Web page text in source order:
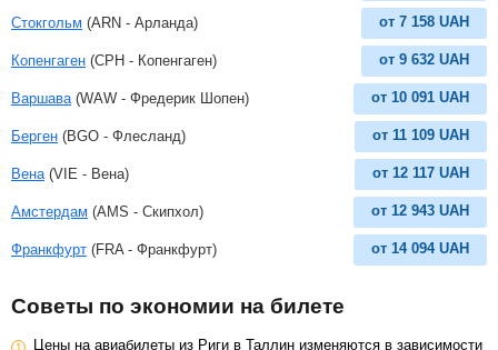
Стокгольм (ARN - Арланда) от 7 158 UAH
Копенгаген (CPH - Копенгаген) от 9 632 UAH
Варшава (WAW - Фредерик Шопен) от 10 091 UAH
Берген (BGO - Флесланд) от 11 109 UAH
Вена (VIE - Вена) от 12 117 UAH
Амстердам (AMS - Скипхол) от 12 943 UAH
Франкфурт (FRA - Франкфурт) от 14 094 UAH
Советы по экономии на билете
Цены на авиабилеты из Риги в Таллин изменяются в зависимости